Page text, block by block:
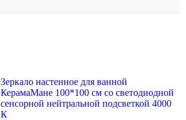
Зеркало настенное для ванной
КерамаМане 100*100 см со светодиодной
сенсорной нейтральной подсветкой 4000
К